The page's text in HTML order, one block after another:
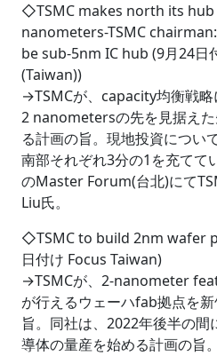
◇TSMC makes north its
nanometers-TSMC
be sub-5nm IC hub (9月24日
(Taiwan))
→TSMCが、capacity均衡戦
2 nanometersの先を見据え
る計画の旨。現地投資につい
南部それぞれ3分の1を充てて
のMaster Forum(台北)にて
Liu氏。
◇TSMC to build 2nm wafer
日付け Focus Taiwan)
→TSMCが、2-nanometer
が行えるウェーハfab拠点を
旨。同社は、2022年後半の
導体の量産を始める計画の旨。